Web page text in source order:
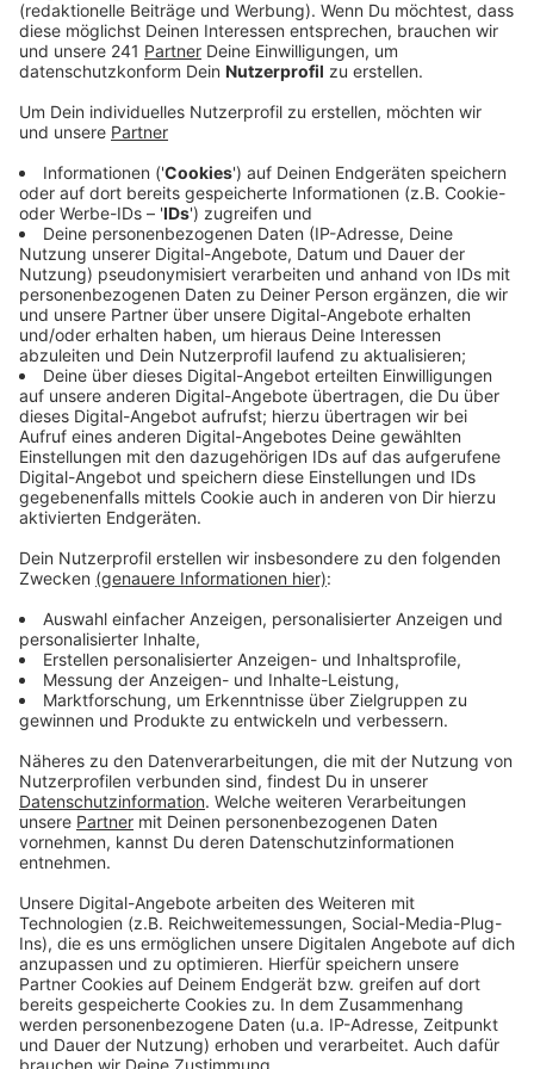
Impf-Priorisierung aus.
Anzeige
Es braucht mehr Impfstoff, dann könnten auch die
Hausärzte endlich in vollem Umfang mit dem impfen
loslegen, sagt der Vorsitzende der KV Rheinberg
Heribert Wiemer.
Der Vorteil für die Impfung beim Hausarzt läge auf der
Hand, sagt Wiemer: Die Ärzte kennen ihre Patienten
am besten und kennen vor allem die Vorerkrankungen.
Deshalb fordert die Kassenärztliche Vereinigung in
NRW, die Impf-Priorisierung aufzuheben. Die Hausärzte
sollen nach ihrem eigenen medizinischen Sachverstand
handeln. Heißt: Sie sollen entscheiden, wer die
Schutzimpfung wann bekommt. Durch das Impfen
beim Hausarzt könnte außerdem das Impftempo
deutlich beschleunigt werden. Dafür müsste aber eine
politische Entscheidung her und vor allem auch
deutlich mehr Impfstoff. Aktuell könnten sich die
Hausärzte auf die Lieferungen mit Impfstoff nicht
verlassen und nur schwer planen.
Anzeige
Anzeige